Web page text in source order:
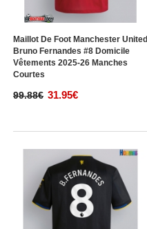
Maillot De Foot Manchester United
Bruno Fernandes #8 Domicile
Vêtements 2025-26 Manches
Courtes
99.88€ 31.95€